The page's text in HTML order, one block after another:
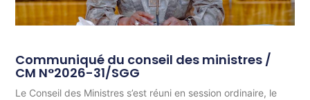
Communiqué du conseil des ministres /
CM N°2026-31/SGG
Le Conseil des Ministres s’est réuni en session ordinaire, le